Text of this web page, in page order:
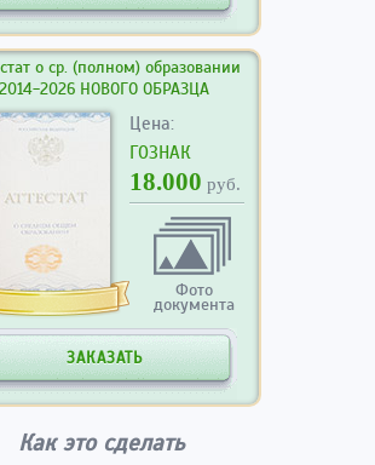
о ср. (полном) образовании
2014-2026 НОВОГО ОБРАЗЦА
Цена:
ГОЗНАК
18.000 руб.
Фото
документа
ЗАКАЗАТЬ
Как это сделать